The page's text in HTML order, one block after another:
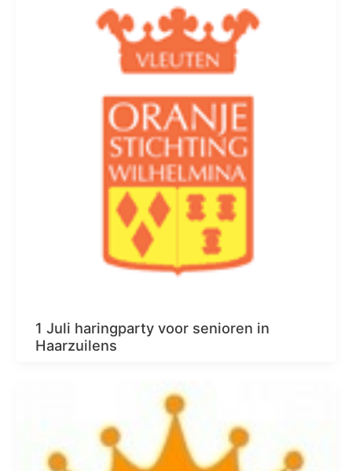
1 Juli haringparty voor senioren in
Haarzuilens